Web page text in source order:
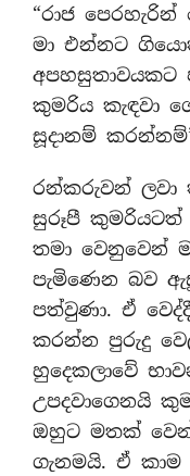
“රාජ
මා එන්නට
අපහසුතාවයකට
කුමරිය කැඳවා
සූදානම්
රන්කරුවන්
සුරූපී කුමරියටත්
තමා වෙනුවෙන්
පැමිණෙන බව
පත්වුණා. ඒ
කරන්න පුරුදු
හුදෙකලාවේ
උපදවාගෙනයි
ඔහුට මතක්
ගැනමයි. ඒ